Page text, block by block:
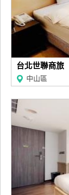
台北世聯商旅
中山區